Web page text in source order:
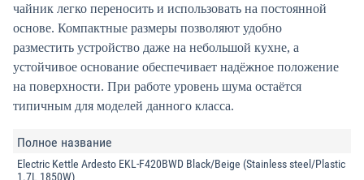
чайник легко переносить и использовать на постоянной
основе. Компактные размеры позволяют удобно
разместить устройство даже на небольшой кухне, а
устойчивое основание обеспечивает надёжное положение
на поверхности. При работе уровень шума остаётся
типичным для моделей данного класса.
Полное название
Electric Kettle Ardesto EKL-F420BWD Black/Beige (Stainless steel/Plastic
1.7L 1850W)